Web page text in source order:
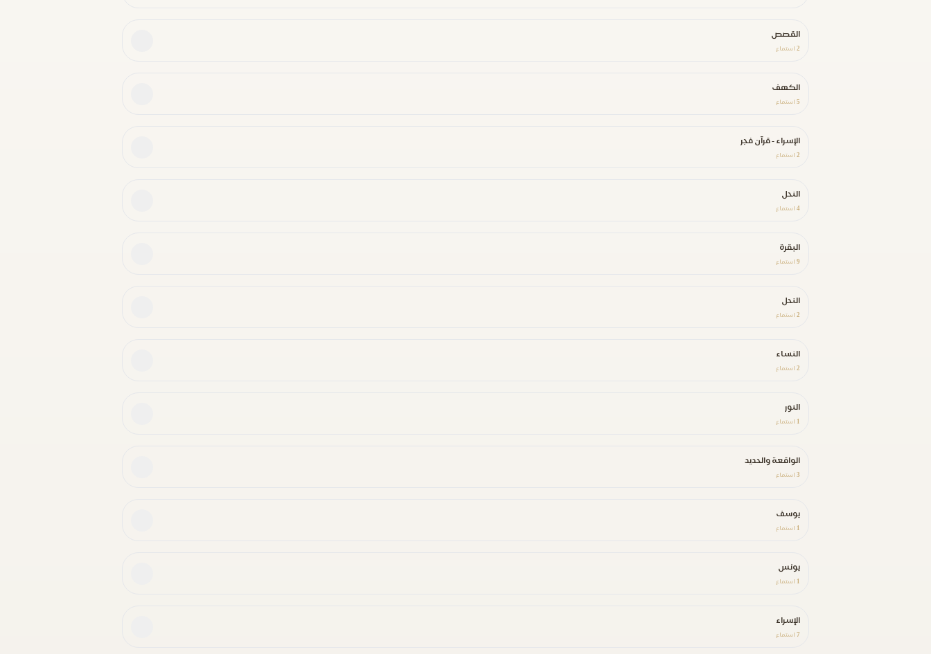
القصص
2 استماع
الكهف
5 استماع
الإسراء - قرآن فجر
2 استماع
النحل
4 استماع
البقرة
9 استماع
النحل
2 استماع
النساء
2 استماع
النور
1 استماع
الواقعة والحديد
3 استماع
يوسف
1 استماع
يونس
1 استماع
الإسراء
7 استماع